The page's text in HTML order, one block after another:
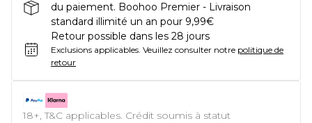
du paiement. Boohoo Premier - Livraison
standard illimité un an pour 9,99€
Retour possible dans les 28 jours
Exclusions applicables. Veuillez consulter notre politique de
retour
18+, T&C applicables. Crédit soumis à statut